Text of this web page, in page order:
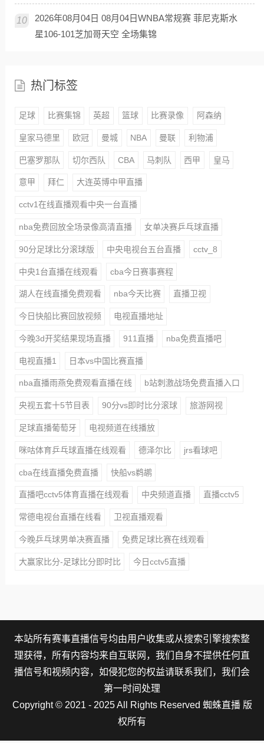
10
2026年08月04日 08月04日WNBA常规赛 菲尼克斯水
星106-101芝加哥天空 全场集锦
热门标签
足球 比赛集锦 英超 篮球 比赛录像 阿森纳
皇家马德里 欧冠 曼城 NBA 曼联 利物浦
巴塞罗那队 切尔西队 CBA 马刺队 西甲 皇马
意甲 拜仁 大连英博中甲直播
cctv1在线直播观看中央一台直播
nba免费回放全场录像高清直播 女单决赛乒乓球直播
90分足球比分滚球版 中央电视台五台直播 cctv_8
中央1台直播在线观看 cba今日赛事赛程
湖人在线直播免费观看 nba今天比赛 直播卫视
今日快船比赛回放视频 电视直播地址
今晚3d开奖结果现场直播 911直播 nba免费直播吧
电视直播1 日本vs中国比赛直播
nba直播雨燕免费观看直播在线 b站刺激战场免费直播入口
央视五套十5节目表 90分vs即时比分滚球 旅游网视
足球直播葡萄牙 电视频道在线播放
咪咕体育乒乓球直播在线观看 德泽尔比 jrs看球吧
cba在线直播免费直播 快船vs鹈鹕
直播吧cctv5体育直播在线观看 中央频道直播 直播cctv5
常德电视台直播在线看 卫视直播观看
今晚乒乓球男单决赛直播 免费足球比赛在线观看
大赢家比分-足球比分即时比 今日cctv5直播
本站所有赛事直播信号均由用户收集或从搜索引擎搜索整
理获得，所有内容均来自互联网，我们自身不提供任何直
播信号和视频内容，如侵犯您的权益请联系我们，我们会
第一时间处理
Copyright © 2021 - 2025 All Rights Reserved 蜘蛛直播 版
权所有